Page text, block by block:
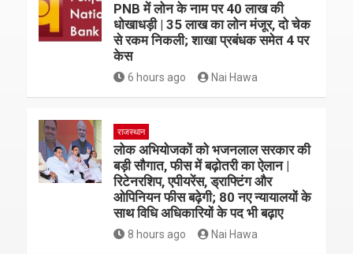
PNB में लोन के नाम पर 40 लाख की
धोखाधड़ी | 35 लाख का लोन मंजूर, दो चेक
से रकम निकली; शाखा प्रबंधक समेत 4 पर
केस
6 hours ago Nai Hawa
राजस्थान
लोक अभियोजकों को भजनलाल सरकार की
बड़ी सौगात, फीस में बढ़ोतरी का ऐलान |
रिटेनरशिप, एपीयरेंस, ड्राफ्टिंग और
ओपिनियन फीस बढ़ेगी; 80 नए न्यायालयों के
साथ विधि अधिकारियों के पद भी बढ़ाए
8 hours ago Nai Hawa